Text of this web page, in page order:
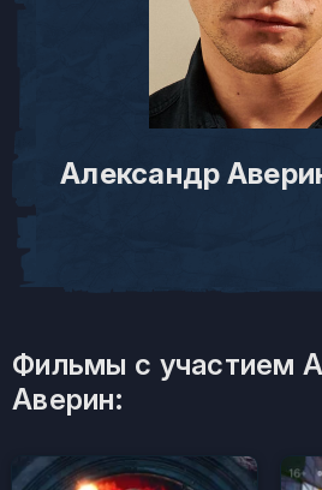
Александр
Фильмы с участием
Аверин: